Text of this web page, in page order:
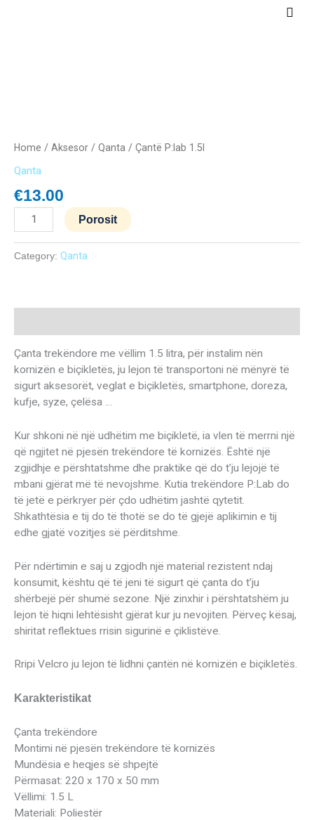
Main
Home / Aksesor / Qanta / Çantë P:lab 1.5l
Qanta
€13.00
Porosit
Category: Qanta
Çanta trekëndore me vëllim 1.5 litra, për instalim nën
kornizën e biçikletës, ju lejon të transportoni në mënyrë të
sigurt aksesorët, veglat e biçikletës, smartphone, doreza,
kufje, syze, çelësa …
Kur shkoni në një udhëtim me biçikletë, ia vlen të merrni një
që ngjitet në pjesën trekëndore të kornizës. Është një
zgjidhje e përshtatshme dhe praktike që do t’ju lejojë të
mbani gjërat më të nevojshme. Kutia trekëndore P:Lab do
të jetë e përkryer për çdo udhëtim jashtë qytetit.
Shkathtësia e tij do të thotë se do të gjejë aplikimin e tij
edhe gjatë vozitjes së përditshme.
Për ndërtimin e saj u zgjodh një material rezistent ndaj
konsumit, kështu që të jeni të sigurt që çanta do t’ju
shërbejë për shumë sezone. Një zinxhir i përshtatshëm ju
lejon të hiqni lehtësisht gjërat kur ju nevojiten. Përveç kësaj,
shiritat reflektues rrisin sigurinë e çiklistëve.
Rripi Velcro ju lejon të lidhni çantën në kornizën e biçikletës.
Karakteristikat
Çanta trekëndore
Montimi në pjesën trekëndore të kornizës
Mundësia e heqjes së shpejtë
Përmasat: 220 x 170 x 50 mm
Vëllimi: 1.5 L
Materiali: Poliestër